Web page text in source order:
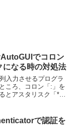
でコロン
になる時の対処法
入力させるプログラ
ころ、コロン「:」を
とアスタリスク「*」
と以下のファイルを
で認証を